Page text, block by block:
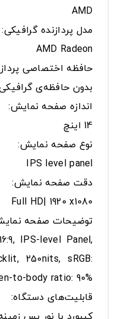
AMD
مدل پردازنده گرافیکی:
AMD Radeon
حافظه اختصاصی
بدون حافظه‌ی
اندازه صفحه نمایش:
14 اینچ
نوع صفحه نمایش:
IPS level panel
دقت صفحه نمایش:
Full HD| 1920 x1080
توضیحات صفحه
IPS-level Panel,
250nits, sRGB:
to-body ratio: 90%
قابلیت‌های دستگاه:
کیبورد با نور پس